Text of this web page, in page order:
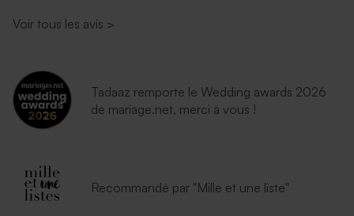
Enveloppe naissance bleu
nuit
rectangulaire (14 x 12,5 cm)
Voir tous les avis >
Tadaaz remporte le Wedding awards 2026
de mariage.net, merci à vous !
Recommandé par "Mille et une liste"